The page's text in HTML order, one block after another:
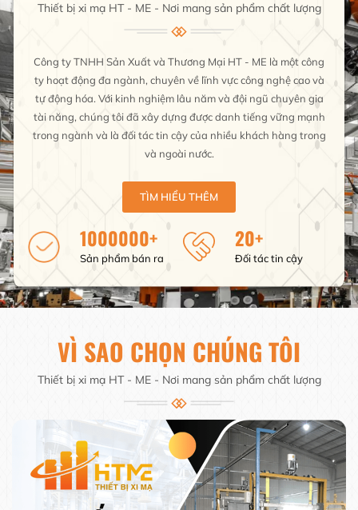
Thiết bị xi mạ HT - ME - Nơi mang sản phẩm chất lượng
Công ty TNHH Sản Xuất và Thương Mại HT - ME là một công
ty hoạt động đa ngành, chuyên về lĩnh vực công nghệ cao và
tự động hóa. Với kinh nghiệm lâu năm và đội ngũ chuyên gia
tài năng, chúng tôi đã xây dựng được danh tiếng vững mạnh
trong ngành và là đối tác tin cậy của nhiều khách hàng trong
và ngoài nước.
TÌM HIỂU THÊM
1000000
Sản phẩm bán ra
20
Đối tác tin cậy
VÌ SAO CHỌN CHÚNG TÔI
Thiết bị xi mạ HT - ME - Nơi mang sản phẩm chất lượng